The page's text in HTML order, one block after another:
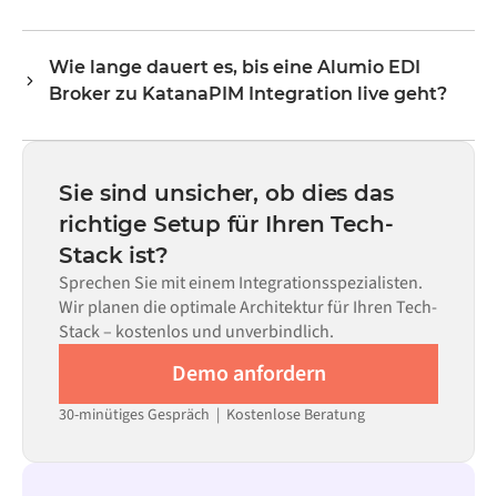
Transformer-Logik von Alumio übernimmt das gesamte
Field Mapping, sodass die Daten in dem Format
ankommen, das das jeweilige System erwartet.
Marketplace vorhanden sind, konfigurieren Sie die
Integration über eine visuelle Benutzeroberfläche, ohne
Mapping, Trigger-Logik und Fehlerbehandlung. Eigener
allein nicht ausreicht.
Wie lange dauert es, bis eine Alumio EDI
Broker zu KatanaPIM Integration live geht?
statt Monaten einsatzbereit, abhängig von der
Komplexität des Data Mappings, der Anzahl der
erforderlichen Datenflüsse und Ihrem internen
Prüfprozess. Vorgefertigte Konnektoren für viele
Systeme sind im Alumio Marketplace verfügbar, was die
Einrichtungszeit erheblich verkürzt.
Sie sind unsicher, ob dies das
richtige Setup für Ihren Tech-
Stack ist?
Sprechen Sie mit einem Integrationsspezialisten.
Wir planen die optimale Architektur für Ihren Tech-
Stack – kostenlos und unverbindlich.
Demo anfordern
30-minütiges Gespräch | Kostenlose Beratung